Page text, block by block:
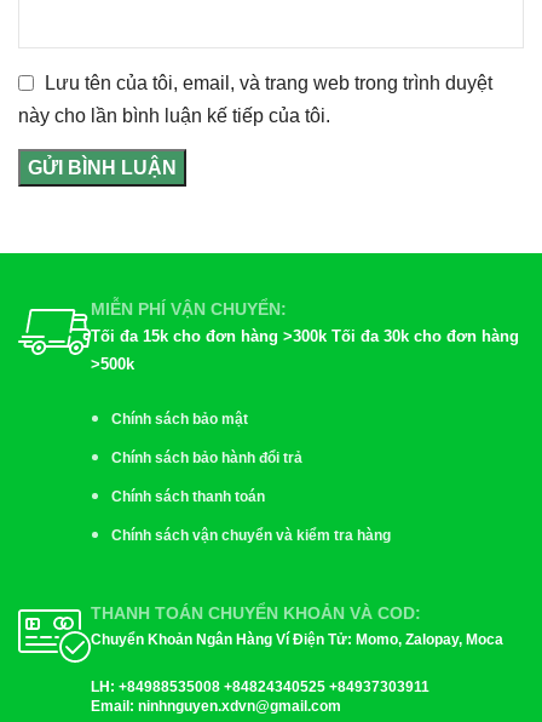
Lưu tên của tôi, email, và trang web trong trình duyệt
này cho lần bình luận kế tiếp của tôi.
MIỄN PHÍ VẬN CHUYỂN:
Tối đa 15k cho đơn hàng >300k Tối đa 30k cho đơn hàng
>500k
Chính sách bảo mật
Chính sách bảo hành đổi trả
Chính sách thanh toán
Chính sách vận chuyển và kiểm tra hàng
THANH TOÁN CHUYỂN KHOẢN VÀ COD:
Chuyển Khoản Ngân Hàng Ví Điện Tử: Momo, Zalopay, Moca
LH: +84988535008 +84824340525 +84937303911
Email: ninhnguyen.xdvn@gmail.com